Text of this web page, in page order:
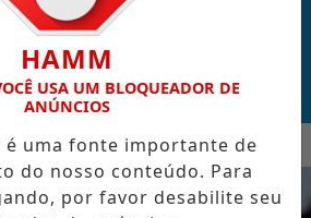
ELEIÇÃO DO GOL MAIS BONITO DA
MENU
HAMM
USA UM BLOQUEADOR DE
ANÚNCIOS
é uma fonte importante de
do nosso conteúdo. Para
por favor desabilite seu